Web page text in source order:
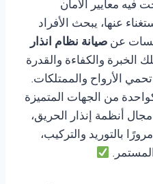
أصبحت فيه معايير الأمان
عنها، يبحث الأفراد
عن صيانة نظام انذار
الخبرة والكفاءة والقدرة
الأرواح والممتلكات.
من الجهات المتميزة
أنظمة إنذار الحريق،
بالتوريد والتركيب،